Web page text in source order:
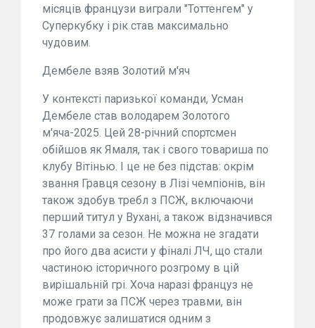
місяців французи виграли "Тоттенгем" у
Суперкубку і рік став максимально
чудовим.
Дембеле взяв Золотий м'яч
У контексті паризької команди, Усман
Дембеле став володарем Золотого
м'яча-2025. Цей 28-річний спортсмен
обійшов як Ямаля, так і свого товариша по
клубу Вітінью. І це не без підстав: окрім
звання Гравця сезону в Лізі чемпіонів, він
також здобув требл з ПСЖ, включаючи
перший титул у Вухані, а також відзначився
37 голами за сезон. Не можна не згадати
про його два асисти у фіналі ЛЧ, що стали
частиною історичного розгрому в цій
вирішальній грі. Хоча наразі француз не
може грати за ПСЖ через травми, він
продовжує залишатися одним з